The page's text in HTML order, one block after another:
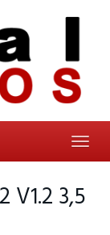
V1.2 3,5